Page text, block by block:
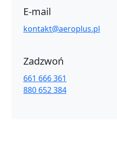
E-mail
kontakt@aeroplus.pl
Zadzwoń
661 666 361
880 652 384